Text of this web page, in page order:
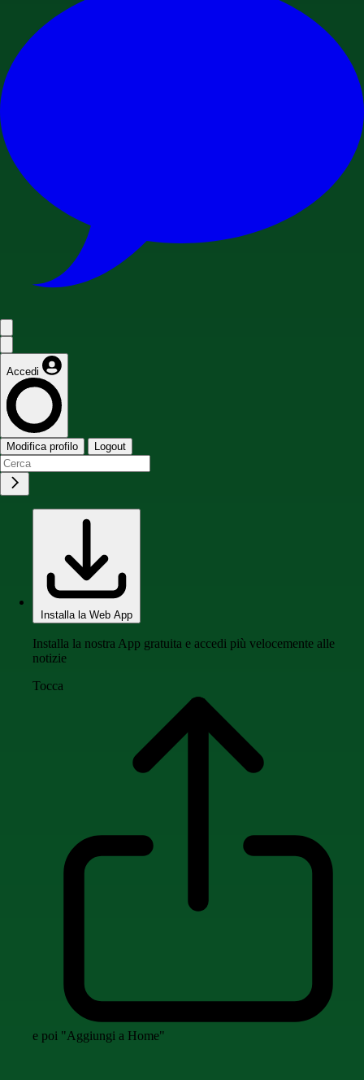
Accedi
Modifica profilo Logout
Installa la Web App
Installa la nostra App gratuita e accedi più velocemente alle
notizie
Tocca
e poi "Aggiungi a Home"